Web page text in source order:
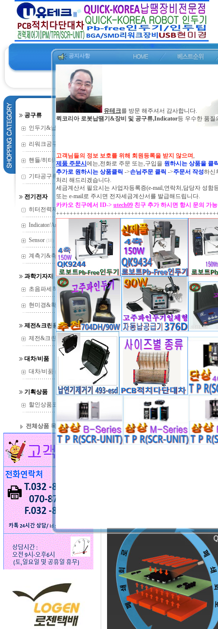
공구류
인두기&납땜기
리워크공구류
핸들/히터/소모 (73)
기타공구류 (2)
전기전자
히터전력제어기
Indicator/Amp
Sensor (18)
계측기&측정기 (37)
과학기자재
초음파세척기 (22)
현미경&확대경 (144)
제전&크린용품
제전&크린용품 (14)
대차/비품
대차/비품
기획상품
할인상품코너
전체상품 목록
(
공지사항
유테크를 방문 해주셔서 감사합니다.
퀵코리아 로봇납땜기&장비 및 공구류,Indicator등 우수한 품질
고객님들의 정보 보호를 위해 회원등록을 받지 않으며,
제품 주문시 에는,전화로 주문 또는,구입을 원하시는 상품을 클
추가로 원하시는 상품클릭 ->손님주문 클릭 ->주문서 작성하신
처리 해드리겠습니다.
세금계산서 필요시는 사업자등록증(e-mail,연락처,담당자 성함
또는 e-mail로 주시면 전자세금계산서를 발급해드립니다.
카카오 친구에서 ID-> utech09 친구 추가 하시면 항시 문의 가